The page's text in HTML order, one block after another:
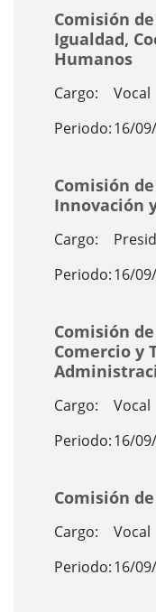
Comisión
Igualdad,
Humanos
Cargo:
Vocal
Periodo:16/
Comisión
Innovación
Cargo:
Periodo:16/
Comisión
Comercio y
Cargo:
Vocal
Periodo:16/
Comisión
Cargo:
Vocal
Periodo:16/